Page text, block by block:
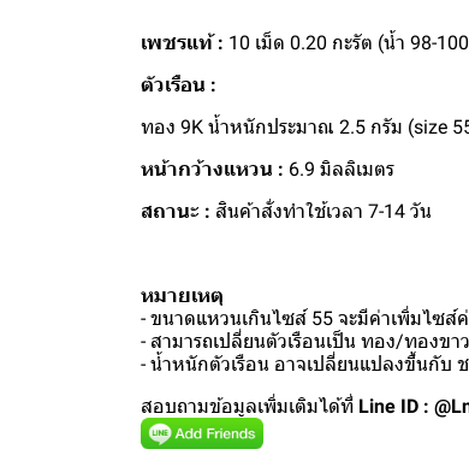
เพชรแท้ : 10 เม็ด 0.20 กะรัต (น้ำ 98-
ตัวเรือน :
ทอง 9K น้ำหนักประมาณ 2.5 กรัม (size
หน้ากว้างแหวน : 6.9 มิลลิเมตร
สถานะ : สินค้าสั่งทำใช้เวลา 7-14 วัน
หมายเหตุ
- ขนาดแหวนเกินไซส์ 55 จะมีค่าเพิ่มไซส์
- สามารถเปลี่ยนตัวเรือนเป็น ทอง/ทองขา
- น้ำหนักตัวเรือน อาจเปลี่ยนแปลงขึ้นกับ
สอบถามข้อมูลเพิ่มเติมได้ที่ Line ID :